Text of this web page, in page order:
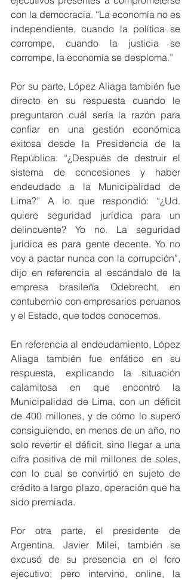
con la democracia. “La economía no es
independiente, cuando la política se
corrompe, cuando la justicia se
corrompe, la economía se desploma.”
Por su parte, López Aliaga también fue
directo en su respuesta cuando le
preguntaron cuál sería la razón para
confiar en una gestión económica
exitosa desde la Presidencia de la
República: “¿Después de destruir el
sistema de concesiones y haber
endeudado a la Municipalidad de
Lima?” A lo que respondió: “¿Ud.
quiere seguridad jurídica para un
delincuente? Yo no. La seguridad
jurídica es para gente decente. Yo no
voy a pactar nunca con la corrupción”,
dijo en referencia al escándalo de la
empresa brasileña Odebrecht, en
contubernio con empresarios peruanos
y el Estado, que todos conocemos.
En referencia al endeudamiento, López
Aliaga también fue enfático en su
respuesta, explicando la situación
calamitosa en que encontró la
Municipalidad de Lima, con un déficit
de 400 millones, y de cómo lo superó
consiguiendo, en menos de un año, no
solo revertir el déficit, sino llegar a una
cifra positiva de mil millones de soles,
con lo cual se convirtió en sujeto de
crédito a largo plazo, operación que ha
sido premiada.
Por otra parte, el presidente de
Argentina, Javier Milei, también se
excusó de su presencia en el foro
ejecutivo; pero intervino, online, la